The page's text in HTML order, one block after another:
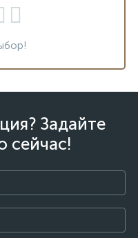
Задайте
сейчас!